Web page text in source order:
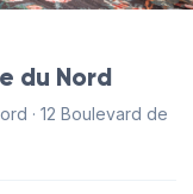
du Nord
· 12 Boulevard de